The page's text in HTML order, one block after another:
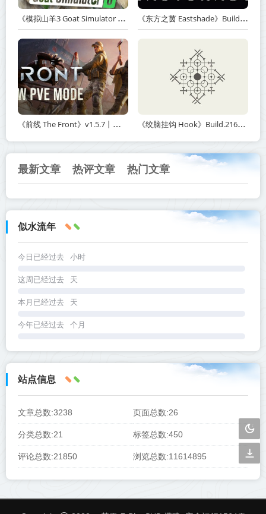
《模拟山羊3 Goat Simulator 3》v1.2.0.2-全DLC+含重制版【单机+联机】【PC/手机双端】丨中文版网盘下载 《东方之茵 Eastshade》Build.20251455-免安装中文版丨中文版网盘下载
《前线 The Front》v1.5.7丨中文版网盘下载 《绞脑挂钩 Hook》Build.21678887-免安装中文版丨中文版网盘下载
最新文章 热评文章 热门文章
似水流年
今日已经过去 小时
这周已经过去 天
本月已经过去 天
今年已经过去 个月
站点信息
文章总数:3238 页面总数:26
分类总数:21 标签总数:450
评论总数:21850 浏览总数:11614895